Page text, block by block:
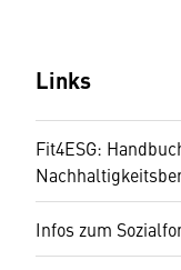
Links
Fit4ESG:
Infos zum